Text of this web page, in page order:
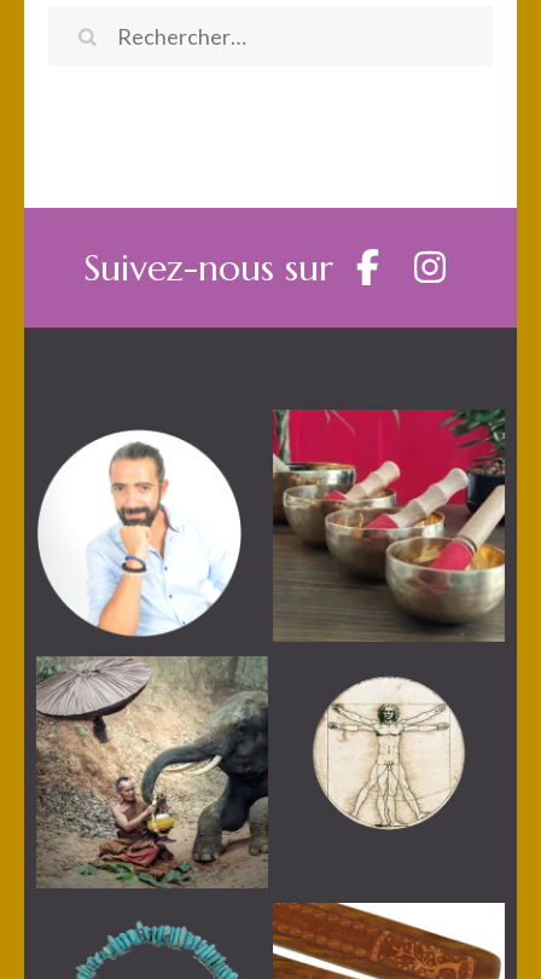
Rechercher :
Suivez-nous sur